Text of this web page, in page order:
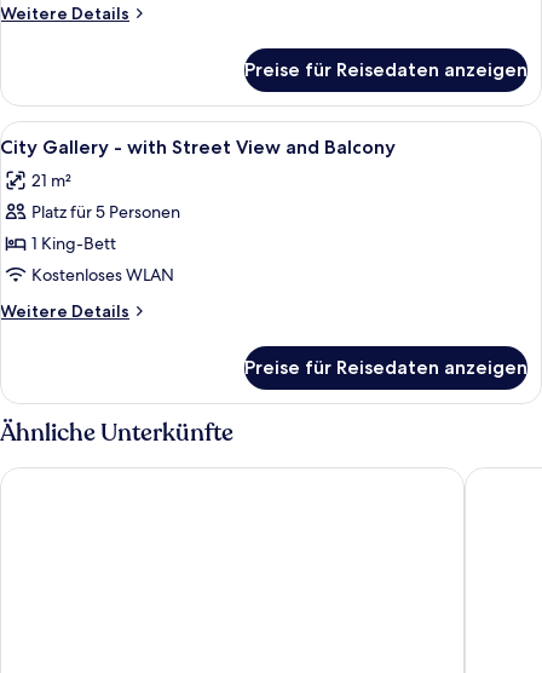
Weitere Details
Weitere
Preise für Reisedaten anzeigen
Alle
Fotos
für
City
Gallery
-
with
Street
and
Balcony
anzeigen
Zimmersafe,
7
City Gallery - with Street View and Balcony
21 m²
Platz für 5 Personen
1 King-Bett
Kostenloses WLAN
Weitere Details
Weitere
Gallery
-
with
Street
View
Preise für Reisedaten anzeigen
Ähnliche Unterkünfte
Numa Salzburg Vogelweider arte